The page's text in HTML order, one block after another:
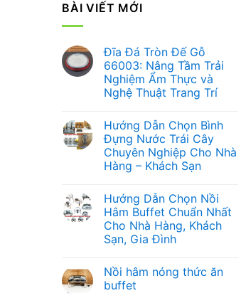
BÀI VIẾT MỚI
Đĩa Đá Tròn Đế Gỗ
66003: Nâng Tầm Trải
Nghiệm Ẩm Thực và
Nghệ Thuật Trang Trí
bình
luận
ở
Đĩa
Đá
Tròn
66003:
Nâng
Tầm
Trải
Nghiệm
Ẩm
Nghệ
Thuật
Trang
Hướng Dẫn Chọn Bình
Đựng Nước Trái Cây
Chuyên Nghiệp Cho Nhà
Hàng – Khách Sạn
bình
luận
ở
Hướng
Dẫn
Chọn
Nước
Trái
Cây
Hướng Dẫn Chọn Nồi
Hâm Buffet Chuẩn Nhất
Cho Nhà Hàng, Khách
Sạn, Gia Đình
bình
luận
ở
Nồi hâm nóng thức ăn
buffet